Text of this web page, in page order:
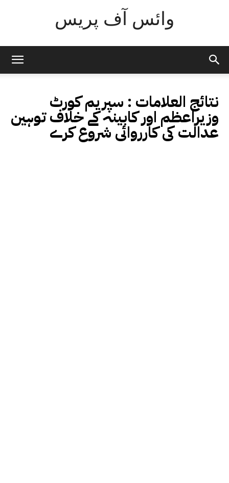
وائس آف پریس
نتائج العلامات : سپریم کورٹ
وزیراعظم اور کابینہ کے خلاف توہین
عدالت کی کارروائی شروع کرے